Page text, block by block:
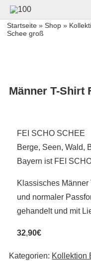
Startseite» Shop»
Schee groß
Männer T-Shirt
FEI SCHO SCHEE
Berge, Seen, Wald,
Bayern ist FEI
Klassisches
und normaler
gehandelt und mit
32,90€
Kategorien: Kollektion